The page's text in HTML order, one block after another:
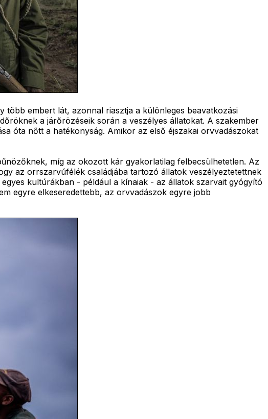
embert lát, azonnal riasztja a különleges beavatkozási
a járőrözéseik során a veszélyes állatokat. A szakember
óta nőtt a hatékonyság. Amikor az első éjszakai orvvadászokat
míg az okozott kár gyakorlatilag felbecsülhetetlen. Az
az orrszarvúfélék családjába tartozó állatok veszélyeztetettnek
kultúrákban - például a kínaiak - az állatok szarvait gyógyító
egyre elkeseredettebb, az orvvadászok egyre jobb